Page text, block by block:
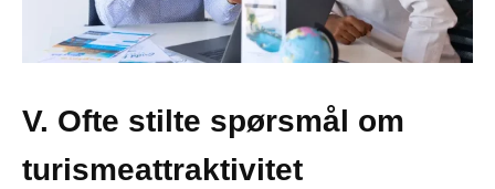
V. Ofte stilte spørsmål om
turismeattraktivitet